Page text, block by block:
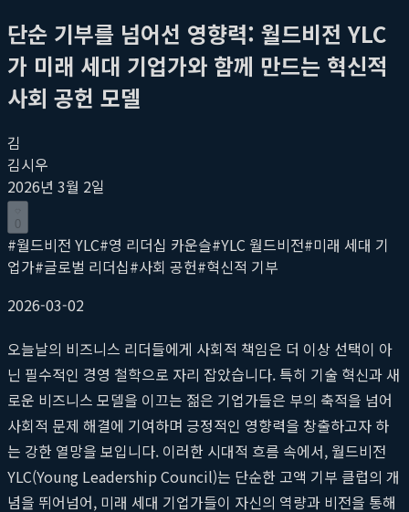
단순 기부를 넘어선 영향력: 월드비전 YLC
가 미래 세대 기업가와 함께 만드는 혁신적
사회 공헌 모델
김
김시우
2026년 3월 2일
0
#월드비전 YLC#영 리더십 카운슬#YLC 월드비전#미래 세대 기
업가#글로벌 리더십#사회 공헌#혁신적 기부
2026-03-02
오늘날의 비즈니스 리더들에게 사회적 책임은 더 이상 선택이 아
닌 필수적인 경영 철학으로 자리 잡았습니다. 특히 기술 혁신과 새
로운 비즈니스 모델을 이끄는 젊은 기업가들은 부의 축적을 넘어
사회적 문제 해결에 기여하며 긍정적인 영향력을 창출하고자 하
는 강한 열망을 보입니다. 이러한 시대적 흐름 속에서, 월드비전
YLC(Young Leadership Council)는 단순한 고액 기부 클럽의 개
념을 뛰어넘어, 미래 세대 기업가들이 자신의 역량과 비전을 통해